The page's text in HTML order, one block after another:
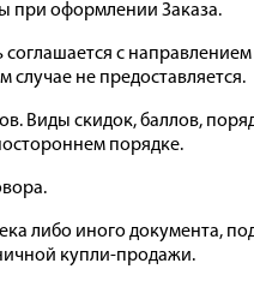
при оформлении Заказа.
с направлением
не предоставляется.
Виды скидок, баллов,
порядке.
либо иного документа,
купли-продажи.